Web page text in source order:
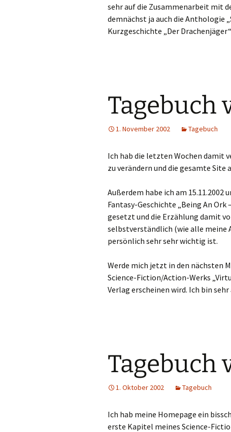
sehr auf die Zusammenarbeit mit
demnächst ja auch die Anthologie
Kurzgeschichte „Der
Tagebuch
1. November 2002 Tagebuch
Ich hab die letzten Wochen damit
zu verändern und die gesamte
Außerdem habe ich am 15.11.2002
Fantasy-Geschichte „Being An Ork
gesetzt und die Erzählung damit
selbstverständlich (wie alle
persönlich sehr sehr wichtig ist.
Werde mich jetzt in den nächsten
Science-Fiction/Action-Werks
Verlag erscheinen wird. Ich bin
Tagebuch
1. Oktober 2002 Tagebuch
Ich hab meine Homepage ein
erste Kapitel meines Science-